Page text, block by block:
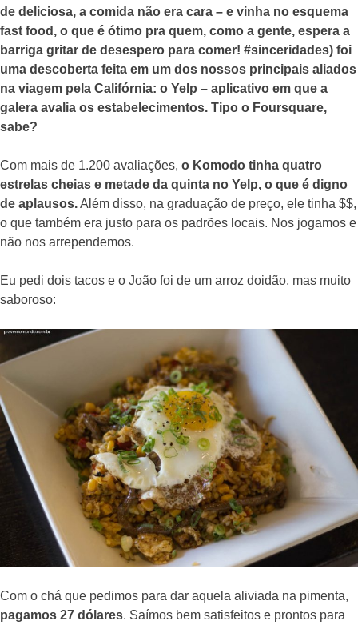
de deliciosa, a comida não era cara – e vinha no esquema
fast food, o que é ótimo pra quem, como a gente, espera a
barriga gritar de desespero para comer! #sinceridades) foi
uma descoberta feita em um dos nossos principais aliados
na viagem pela Califórnia: o Yelp – aplicativo em que a
galera avalia os estabelecimentos. Tipo o Foursquare,
sabe?
Com mais de 1.200 avaliações, o Komodo tinha quatro
estrelas cheias e metade da quinta no Yelp, o que é digno
de aplausos.Além disso, na graduação de preço, ele tinha $$,
o que também era justo para os padrões locais. Nos jogamos e
não nos arrependemos.
Eu pedi dois tacos e o João foi de um arroz doidão, mas muito
saboroso:
Com o chá que pedimos para dar aquela aliviada na pimenta,
pagamos 27 dólares. Saímos bem satisfeitos e prontos para